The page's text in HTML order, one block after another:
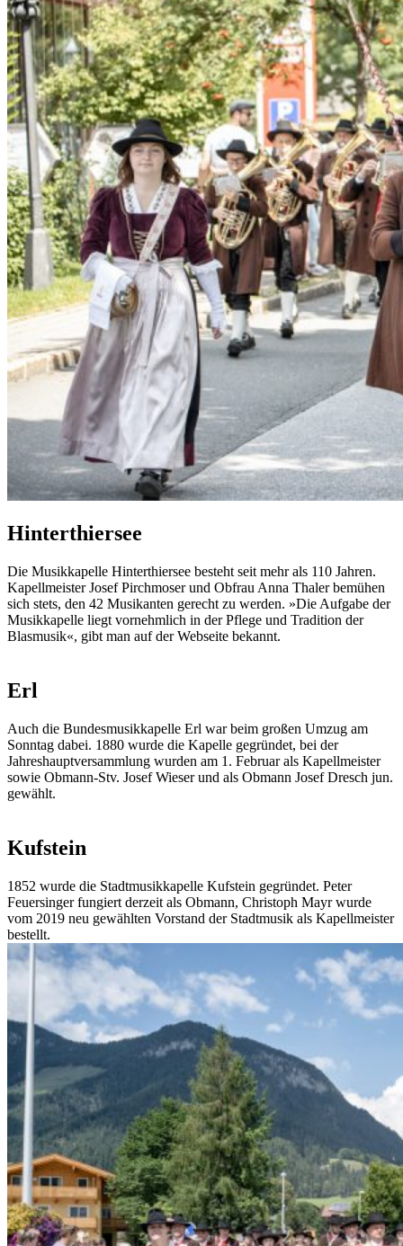
Hinterthiersee
Die Musikkapelle Hinterthiersee besteht seit mehr als 110 Jahren.
Kapellmeister Josef Pirchmoser und Obfrau Anna Thaler bemühen
sich stets, den 42 Musikanten gerecht zu werden. »Die Aufgabe der
Musikkapelle liegt vornehmlich in der Pflege und Tradition der
Blasmusik«, gibt man auf der Webseite bekannt.
Erl
Auch die Bundesmusikkapelle Erl war beim großen Umzug am
Sonntag dabei. 1880 wurde die Kapelle gegründet, bei der
Jahreshauptversammlung wurden am 1. Februar als Kapellmeister
sowie Obmann-Stv. Josef Wieser und als Obmann Josef Dresch jun.
gewählt.
Kufstein
1852 wurde die Stadtmusikkapelle Kufstein gegründet. Peter
Feuersinger fungiert derzeit als Obmann, Christoph Mayr wurde
vom 2019 neu gewählten Vorstand der Stadtmusik als Kapellmeister
bestellt.